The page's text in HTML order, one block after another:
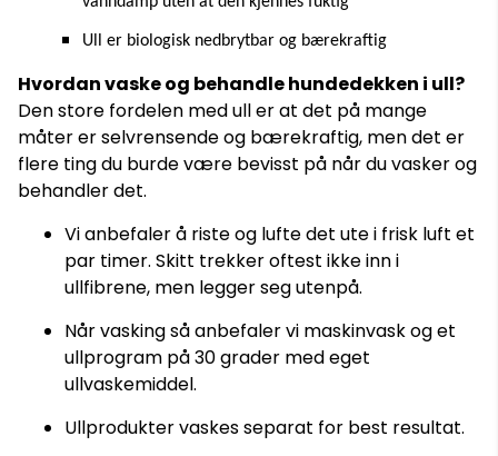
Ull er biologisk nedbrytbar og bærekraftig
Hvordan vaske og behandle hundedekken i ull?
Den store fordelen med ull er at det på mange
måter er selvrensende og bærekraftig, men det er
flere ting du burde være bevisst på når du vasker og
behandler det.
Vi anbefaler å riste og lufte det ute i frisk luft et
par timer. Skitt trekker oftest ikke inn i
ullfibrene, men legger seg utenpå.
Når vasking så anbefaler vi maskinvask og et
ullprogram på 30 grader med eget
ullvaskemiddel.
Ullprodukter vaskes separat for best resultat.